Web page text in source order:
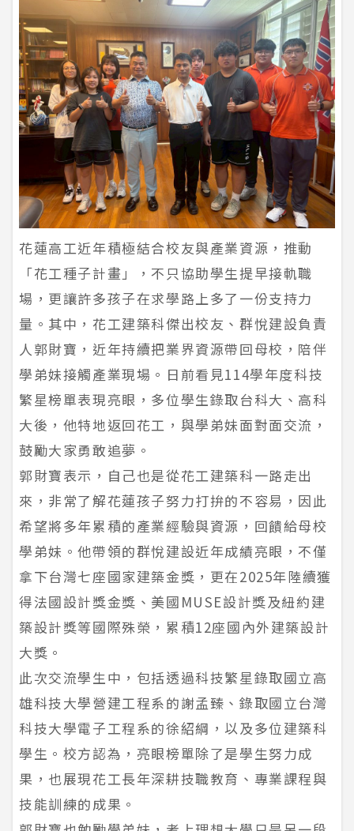
花蓮高工近年積極結合校友與產業資源，推動
「花工種子計畫」，不只協助學生提早接軌職
場，更讓許多孩子在求學路上多了一份支持力
量。其中，花工建築科傑出校友、群悅建設負責
人郭財寶，近年持續把業界資源帶回母校，陪伴
學弟妹接觸產業現場。日前看見114學年度科技
繁星榜單表現亮眼，多位學生錄取台科大、高科
大後，他特地返回花工，與學弟妹面對面交流，
鼓勵大家勇敢追夢。
郭財寶表示，自己也是從花工建築科一路走出
來，非常了解花蓮孩子努力打拚的不容易，因此
希望將多年累積的產業經驗與資源，回饋給母校
學弟妹。他帶領的群悅建設近年成績亮眼，不僅
拿下台灣七座國家建築金獎，更在2025年陸續獲
得法國設計獎金獎、美國MUSE設計獎及紐約建
築設計獎等國際殊榮，累積12座國內外建築設計
大獎。
此次交流學生中，包括透過科技繁星錄取國立高
雄科技大學營建工程系的謝孟臻、錄取國立台灣
科技大學電子工程系的徐紹綱，以及多位建築科
學生。校方認為，亮眼榜單除了是學生努力成
果，也展現花工長年深耕技職教育、專業課程與
技能訓練的成果。